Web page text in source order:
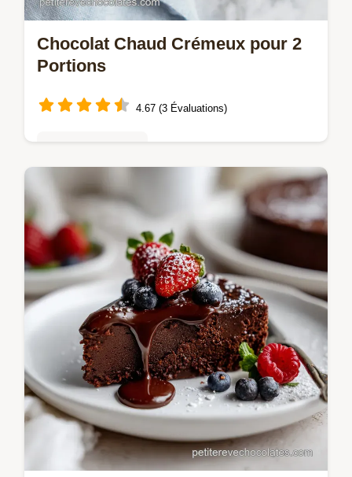
Chocolat Chaud Crémeux pour 2
Portions
4.67 (3 Évaluations)
Découvrez notre recette de Chocolat chaud
maison, crémeux et rapide. Suivez nos
étapes pour une boisson hivernale parfaite.